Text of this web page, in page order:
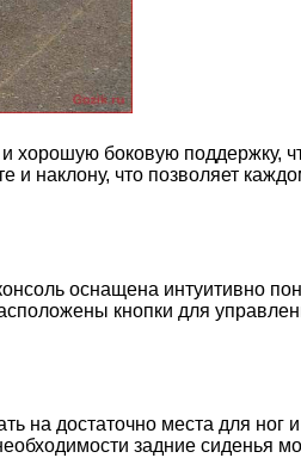
боковую поддержку,
наклону, что позволяет
оснащена интуитивно
кнопки для
на достаточно места для ног
задние сиденья